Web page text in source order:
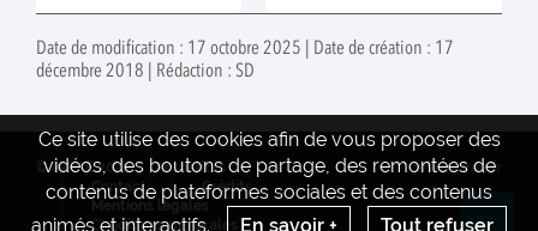
Date de modification : 17 octobre 2025 | Date de création : 17
décembre 2018 | Rédaction : SD
Ce site utilise des cookies afin de vous proposer des
vidéos, des boutons de partage, des remontées de
contenus de plateformes sociales et des contenus
animés et interactifs.
En savoir + Tout refuser
© INRAE 2022
Actualités
Contact
Crédits
Mentions legales
Conditions générales
www.inrae.fr